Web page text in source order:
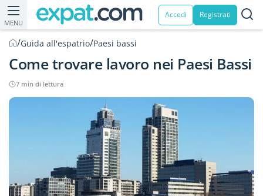
MENU
Accedi Registrati
/Guida all'espatrio/Paesi bassi
Come trovare lavoro nei Paesi Bassi
7 min di lettura